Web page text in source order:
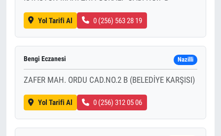
Yol Tarifi Al 0 (256) 563 28 19
Bengi Eczanesi Nazilli
ZAFER MAH. ORDU CAD.NO.2 B (BELEDİYE KARŞISI)
Yol Tarifi Al 0 (256) 312 05 06